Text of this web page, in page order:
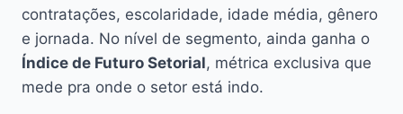
contratações, escolaridade, idade média, gênero
e jornada. No nível de segmento, ainda ganha o
Índice de Futuro Setorial, métrica exclusiva que
mede pra onde o setor está indo.